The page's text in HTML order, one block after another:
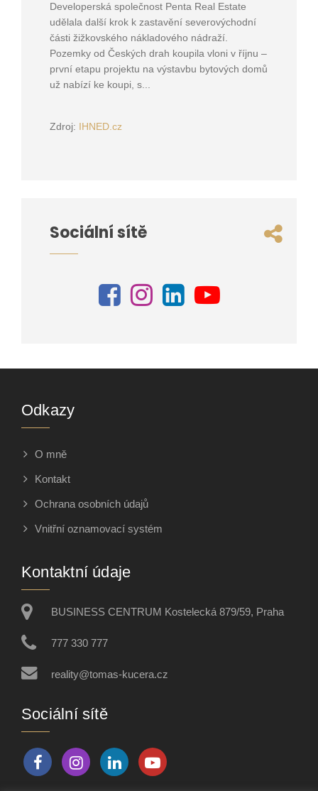
Developerská společnost Penta Real Estate
udělala další krok k zastavění severovýchodní
části žižkovského nákladového nádraží.
Pozemky od Českých drah koupila vloni v říjnu –
první etapu projektu na výstavbu bytových domů
už nabízí ke koupi, s...
Zdroj: IHNED.cz
Sociální sítě
Odkazy
O mně
Kontakt
Ochrana osobních údajů
Vnitřní oznamovací systém
Kontaktní údaje
BUSINESS CENTRUM Kostelecká 879/59, Praha
777 330 777
reality@tomas-kucera.cz
Sociální sítě